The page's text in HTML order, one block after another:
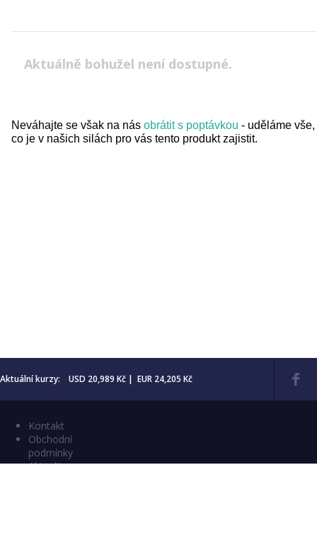
Aktuálně bohužel není dostupné.
Neváhajte se však na nás obrátit s poptávkou - uděláme vše,
co je v našich silách pro vás tento produkt zajistit.
Aktuální kurzy: USD 20,989 Kč | EUR 24,205 Kč
Kontakt
Obchodní
podmínky
Aktuality